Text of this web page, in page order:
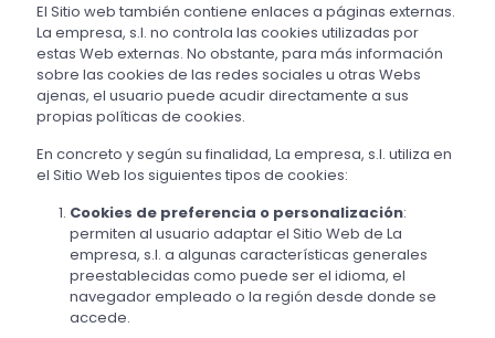
El Sitio web también contiene enlaces a páginas externas.
La empresa, s.l. no controla las cookies utilizadas por
estas Web externas. No obstante, para más información
sobre las cookies de las redes sociales u otras Webs
ajenas, el usuario puede acudir directamente a sus
propias políticas de cookies.
En concreto y según su finalidad, La empresa, s.l. utiliza en
el Sitio Web los siguientes tipos de cookies:
Cookies de preferencia o personalización:
permiten al usuario adaptar el Sitio Web de La
empresa, s.l. a algunas características generales
preestablecidas como puede ser el idioma, el
navegador empleado o la región desde donde se
accede.